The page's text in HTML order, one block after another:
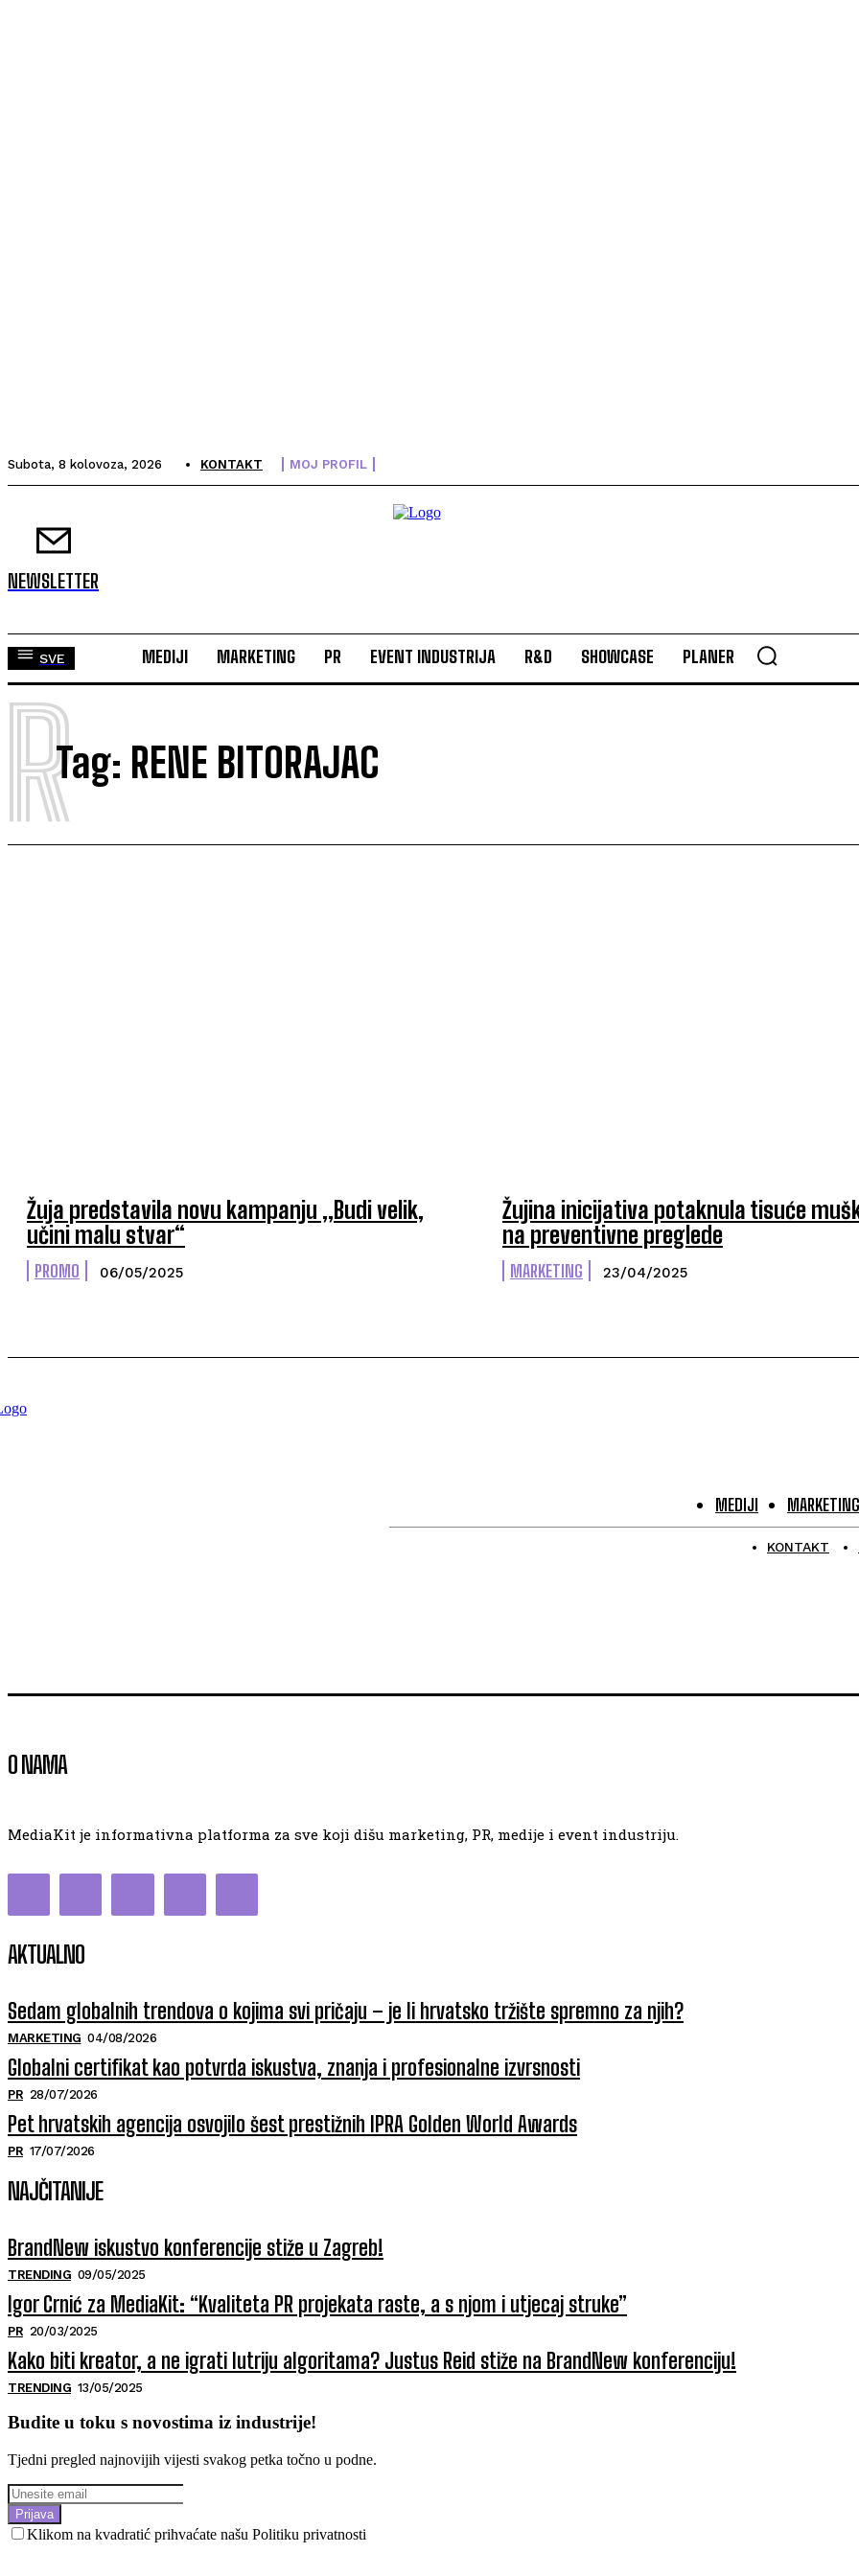
Subota, 8 kolovoza, 2026 KONTAKT MOJ PROFIL
NEWSLETTER
SVE MEDIJI MARKETING PR EVENT INDUSTRIJA R&D SHOWCASE PLANER
Tag: RENE BITORAJAC
R
Žuja predstavila novu kampanju „Budi velik,
učini malu stvar“
PROMO 06/05/2025
Žujina inicijativa potaknula tisuće
na preventivne preglede
MARKETING 23/04/2025
MEDIJI MARKETING
KONTAKT
O NAMA
MediaKit je informativna platforma za sve koji dišu marketing, PR, medije i event industriju.
AKTUALNO
Sedam globalnih trendova o kojima svi pričaju – je li hrvatsko tržište spremno za njih?
MARKETING 04/08/2026
Globalni certifikat kao potvrda iskustva, znanja i profesionalne izvrsnosti
PR 28/07/2026
Pet hrvatskih agencija osvojilo šest prestižnih IPRA Golden World Awards
PR 17/07/2026
NAJČITANIJE
BrandNew iskustvo konferencije stiže u Zagreb!
TRENDING 09/05/2025
Igor Crnić za MediaKit: “Kvaliteta PR projekata raste, a s njom i utjecaj struke”
PR 20/03/2025
Kako biti kreator, a ne igrati lutriju algoritama? Justus Reid stiže na BrandNew konferenciju!
TRENDING 13/05/2025
Budite u toku s novostima iz industrije!
Tjedni pregled najnovijih vijesti svakog petka točno u podne.
Prijava
Klikom na kvadratić prihvaćate našu Politiku privatnosti